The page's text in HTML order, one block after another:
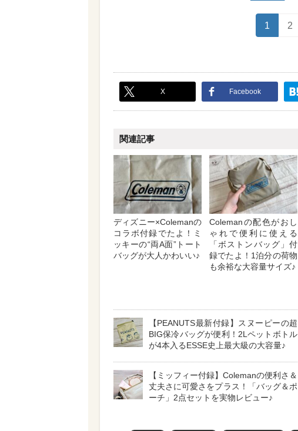
1 2
X Facebook
関連記事
ディズニー×Colemanの
コラボ付録でたよ！ミ
ッキーの“両A面”トート
バッグが大人かわいい♪
Colemanの配色がおし
ゃれで便利に使える
「ボストンバッグ」付
録でたよ！1泊分の荷物
も余裕な大容量サイズ♪
【PEANUTS最新付録】スヌーピーの超
BIG保冷バッグが便利！2Lペットボトル
が4本入るESSE史上最大級の大容量♪
【ミッフィー付録】Colemanの便利さ＆
丈夫さに可愛さをプラス！「バッグ＆ポ
ーチ」2点セットを実物レビュー♪